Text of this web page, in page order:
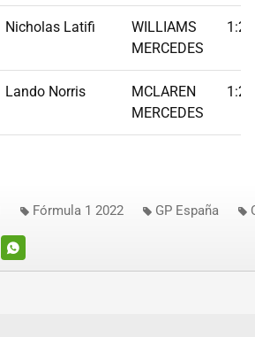
Nicholas Latifi
WILLIAMS
MERCEDES
Lando Norris
MCLAREN
MERCEDES
WHATSAPP
Fórmula 1 2022 GP España